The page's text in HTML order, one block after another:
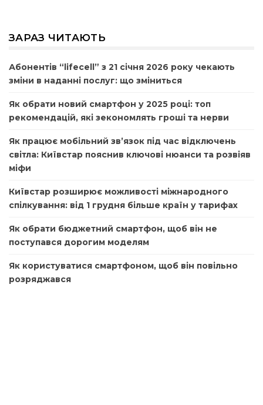
ЗАРАЗ ЧИТАЮТЬ
Абонентів “lifecell” з 21 січня 2026 року чекають
зміни в наданні послуг: що зміниться
Як обрати новий смартфон у 2025 році: топ
рекомендацій, які зекономлять гроші та нерви
Як працює мобільний зв’язок під час відключень
світла: Київстар пояснив ключові нюанси та розвіяв
міфи
Київстар розширює можливості міжнародного
спілкування: від 1 грудня більше країн у тарифах
Як обрати бюджетний смартфон, щоб він не
поступався дорогим моделям
Як користуватися смартфоном, щоб він повільно
розряджався